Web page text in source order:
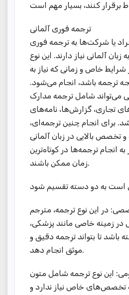
ترجمه فوری آلمانی
یا شرکت‌ها به ترجمه فوری
زبان آلمانی نیاز دارند. این نوع
خاص و زمانی که نیاز به
ترجمه باشد، انجام می‌شود.
می‌تواند شامل ترجمه مدارک
تجاری، گزارش‌ها، نامه‌های
برای انجام چنین ترجمه‌ای،
و تخصص بالایی در زبان آلمانی
انجام ترجمه‌ها در کوتاه‌ترین
زمان ممکن باشند.
در این نوع ترجمه، مترجم
زمینه خاصی مانند پزشکی،
باشد تا بتواند ترجمه دقیق و
موثق انجام دهد.
این نوع ترجمه شامل متون
خاص نیاز ندارد و